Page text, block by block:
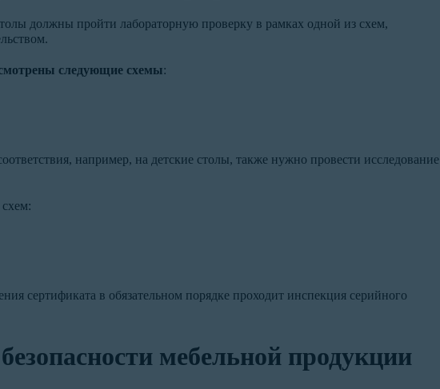
должны пройти лабораторную проверку в рамках одной из схем,
следующие схемы:
например, на детские столы, также нужно провести исследование
сертификата в обязательном порядке проходит инспекция серийного
мебельной продукции